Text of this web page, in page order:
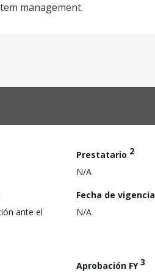
management.
Prestatario 2
N/A
ante el
Fecha de vigencia
N/A
Aprobación FY3